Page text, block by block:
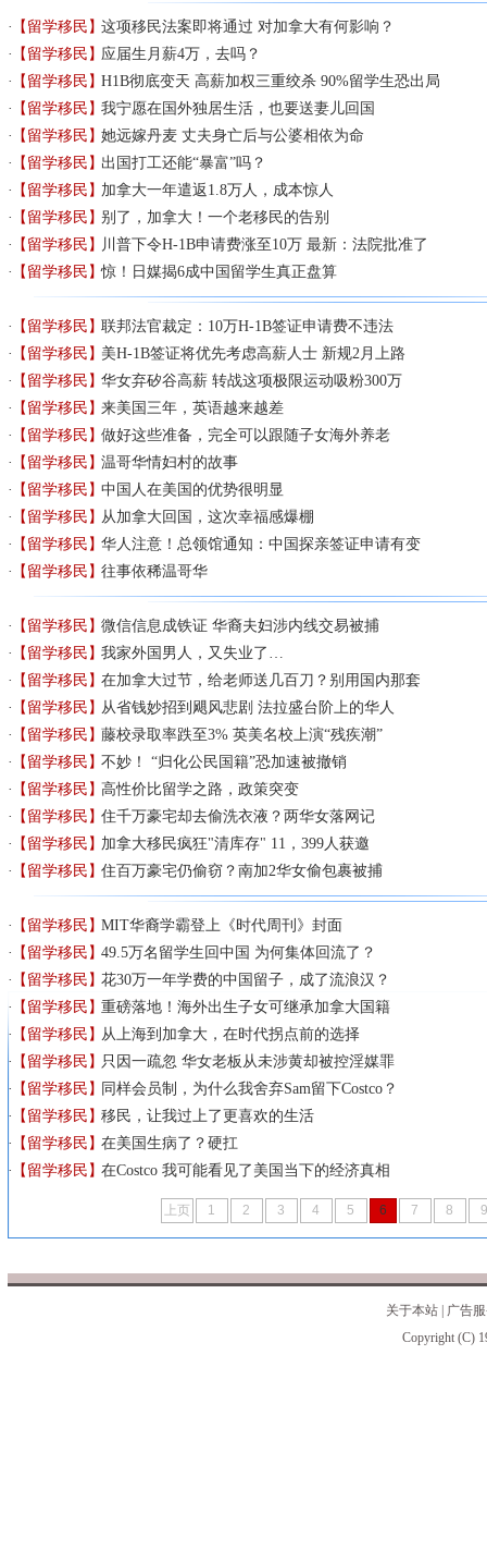
【留学移民】这项移民法案即将通过 对加拿大有何影响？
【留学移民】应届生月薪4万，去吗？
【留学移民】H1B彻底变天 高薪加权三重绞杀 90%留学生恐出局
【留学移民】我宁愿在国外独居生活，也要送妻儿回国
【留学移民】她远嫁丹麦 丈夫身亡后与公婆相依为命
【留学移民】出国打工还能“暴富”吗？
【留学移民】加拿大一年遣返1.8万人，成本惊人
【留学移民】别了，加拿大！一个老移民的告别
【留学移民】 川普下令H-1B申请费涨至10万 最新：法院批准了
【留学移民】惊！日媒揭6成中国留学生真正盘算
【留学移民】联邦法官裁定：10万H-1B签证申请费不违法
【留学移民】美H-1B签证将优先考虑高薪人士 新规2月上路
【留学移民】华女弃矽谷高薪 转战这项极限运动吸粉300万
【留学移民】来美国三年，英语越来越差
【留学移民】做好这些准备，完全可以跟随子女海外养老
【留学移民】温哥华情妇村的故事
【留学移民】中国人在美国的优势很明显
【留学移民】从加拿大回国，这次幸福感爆棚
【留学移民】华人注意！总领馆通知：中国探亲签证申请有变
【留学移民】往事依稀温哥华
【留学移民】微信信息成铁证 华裔夫妇涉内线交易被捕
【留学移民】我家外国男人，又失业了…
【留学移民】在加拿大过节，给老师送几百刀？别用国内那套
【留学移民】从省钱妙招到飓风悲剧 法拉盛台阶上的华人
【留学移民】藤校录取率跌至3% 英美名校上演“残疾潮”
【留学移民】不妙！ “归化公民国籍”恐加速被撤销
【留学移民】高性价比留学之路，政策突变
【留学移民】住千万豪宅却去偷洗衣液？两华女落网记
【留学移民】加拿大移民疯狂"清库存" 11，399人获邀
【留学移民】住百万豪宅仍偷窃？南加2华女偷包裹被捕
【留学移民】MIT华裔学霸登上《时代周刊》封面
【留学移民】49.5万名留学生回中国 为何集体回流了？
【留学移民】花30万一年学费的中国留子，成了流浪汉？
【留学移民】重磅落地！海外出生子女可继承加拿大国籍
【留学移民】从上海到加拿大，在时代拐点前的选择
【留学移民】只因一疏忽 华女老板从未涉黄却被控淫媒罪
【留学移民】 同样会员制，为什么我舍弃Sam留下Costco？
【留学移民】移民，让我过上了更喜欢的生活
【留学移民】在美国生病了？硬扛
【留学移民】在Costco 我可能看见了美国当下的经济真相
上页 1 2 3 4 5 6 7 8 9
关于本站
广告
Copyright (C)